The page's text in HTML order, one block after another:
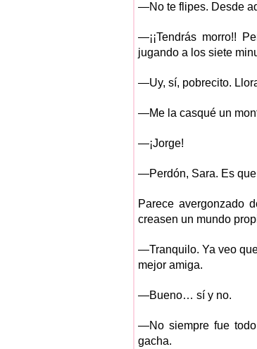
—No te flipes. Desde
—¡¡Tendrás morro!!
jugando a los siete
—Uy, sí, pobrecito.
—Me la casqué un
—¡Jorge!
—Perdón, Sara. Es
Parece avergonzado
creasen un mundo
—Tranquilo. Ya veo
mejor amiga.
—Bueno… sí y no.
—No siempre fue
gacha.